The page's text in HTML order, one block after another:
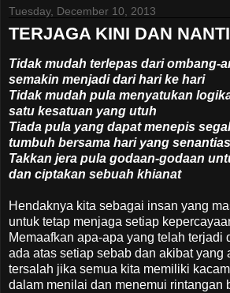
Tuesday, December 10, 2013
TERJAGA KINI DAN NANTI
Tidak mudah terlepas dari ombang-
semakin menjadi dari hari ke hari
Tidak mudah pula menyatukan
satu kesatuan yang utuh
Tiada pula yang dapat menepis
tumbuh bersama hari yang
Takkan jera pula godaan-godaan
dan ciptakan sebuah khianat
Hendaknya kita sebagai insan yang
untuk tetap menjaga setiap
Memaafkan apa-apa yang telah terjadi
ada atas setiap sebab dan akibat yang
tersalah jika semua kita memiliki
dalam menilai dan menemui rintangan